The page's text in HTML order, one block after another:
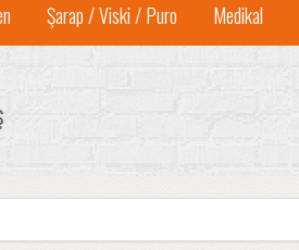
Şarap / Viski / Puro Medikal